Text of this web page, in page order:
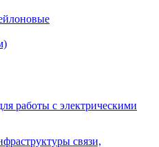
работы с электрическими
связи,